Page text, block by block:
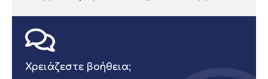
Χρειάζεστε βοήθεια;